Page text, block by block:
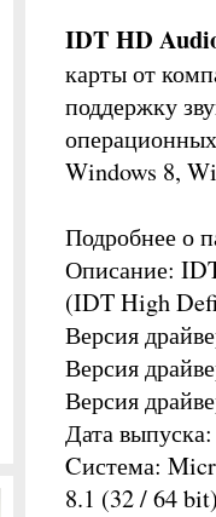
IDT HD
карты от
поддержку
Windows 8,
Подробнее о
Описание:
(IDT High
Версия
Версия
Версия
Дата
Cистема:
8.1 (32 / 64